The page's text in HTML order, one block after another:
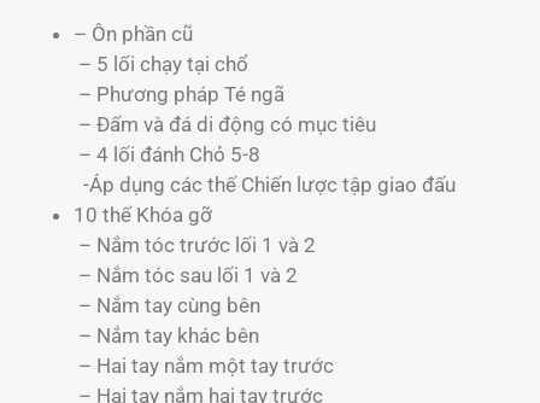
– Ôn phần cũ
– 5 lối chạy tại chổ
– Phương pháp Té ngã
– Ðấm và đá di động có mục tiêu
– 4 lối đánh Chỏ 5-8
-Áp dụng các thế Chiến lược tập giao đấu
10 thế Khóa gỡ
– Nắm tóc trước lối 1 và 2
– Nắm tóc sau lối 1 và 2
– Nắm tay cùng bên
– Nắm tay khác bên
– Hai tay nắm một tay trước
– Hai tay nắm hai tay trước